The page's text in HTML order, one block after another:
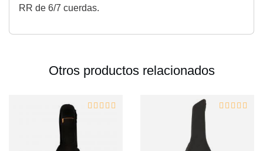
RR de 6/7 cuerdas.
Otros productos relacionados